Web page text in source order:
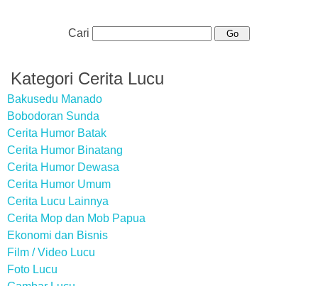
Cari
Kategori Cerita Lucu
Bakusedu Manado
Bobodoran Sunda
Cerita Humor Batak
Cerita Humor Binatang
Cerita Humor Dewasa
Cerita Humor Umum
Cerita Lucu Lainnya
Cerita Mop dan Mob Papua
Ekonomi dan Bisnis
Film / Video Lucu
Foto Lucu